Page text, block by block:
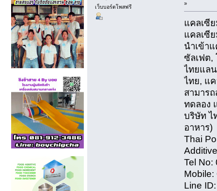
เว็บบอร์ดโพสฟรี
»
แคลเซี
แคลเซี
นำเข้า
ซัลเฟต,
ไทยแล
ไทย, แ
สามาร
ทดลอง
บริษัท ไ
อาหาร)
Thai
Tel No:
Line